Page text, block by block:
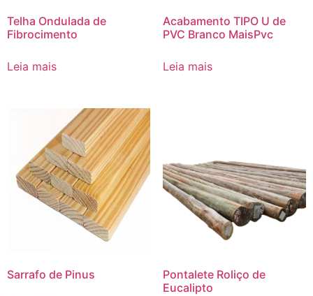
Telha Ondulada de
Fibrocimento
Leia mais
Acabamento TIPO U de
PVC Branco MaisPvc
Leia mais
Sarrafo de Pinus
Pontalete Roliço de
Eucalipto